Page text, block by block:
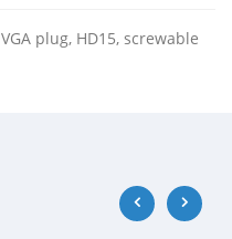
VGA plug, HD15, screwable